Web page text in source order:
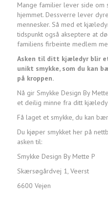
Mange familier lever side
hjemmet. Dessverre lever
mennesker. Så med et
tidspunkt også akseptere at
familiens firbeinte medlem
Asken til ditt kjæledyr blir
unikt smykke, som du kan
på kroppen.
Nå gir Smykke Design By
et deilig minne fra ditt
Få laget et smykke, du kan
Du kjøper smykket her på
asken til:
Smykke Design By Mette P
Skærsøgårdvej 1, Veerst
6600 Vejen